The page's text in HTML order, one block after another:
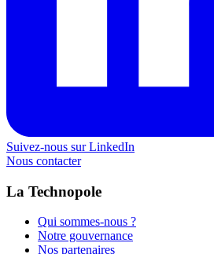
Suivez-nous sur LinkedIn
Nous contacter
La Technopole
Qui sommes-nous ?
Notre gouvernance
Nos partenaires